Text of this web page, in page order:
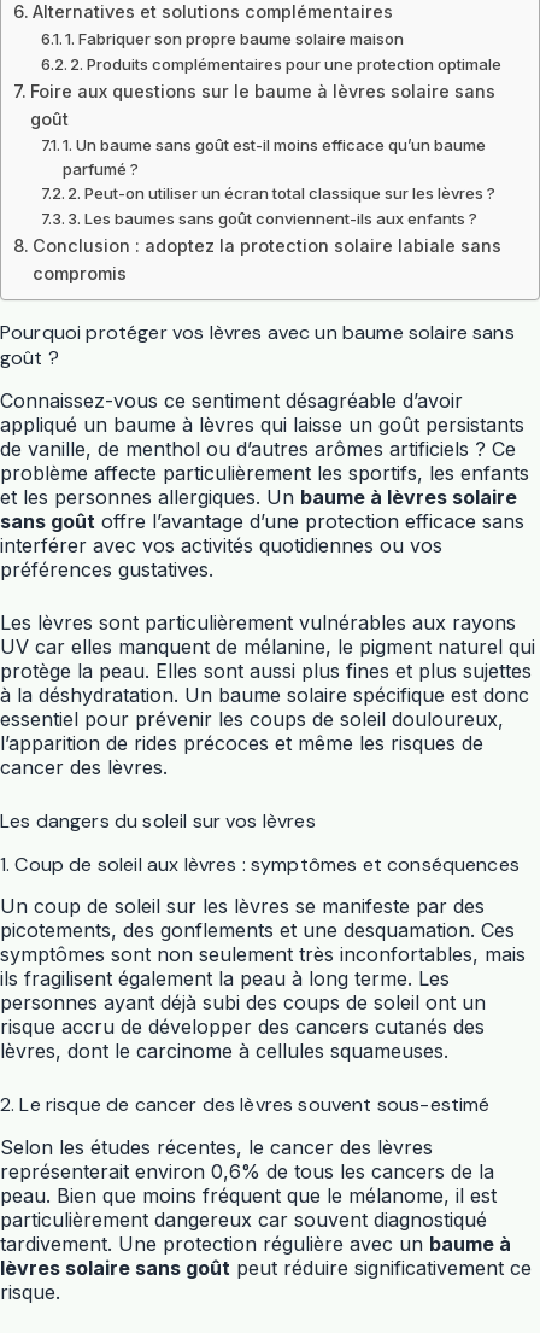
Alternatives et solutions complémentaires
1. Fabriquer son propre baume solaire maison
2. Produits complémentaires pour une protection optimale
Foire aux questions sur le baume à lèvres solaire sans
goût
1. Un baume sans goût est-il moins efficace qu’un baume
parfumé ?
2. Peut-on utiliser un écran total classique sur les lèvres ?
3. Les baumes sans goût conviennent-ils aux enfants ?
Conclusion : adoptez la protection solaire labiale sans
compromis
Pourquoi protéger vos lèvres avec un baume solaire sans
goût ?
Connaissez-vous ce sentiment désagréable d’avoir
appliqué un baume à lèvres qui laisse un goût persistants
de vanille, de menthol ou d’autres arômes artificiels ? Ce
problème affecte particulièrement les sportifs, les enfants
et les personnes allergiques. Un baume à lèvres solaire
sans goût offre l’avantage d’une protection efficace sans
interférer avec vos activités quotidiennes ou vos
préférences gustatives.
Les lèvres sont particulièrement vulnérables aux rayons
UV car elles manquent de mélanine, le pigment naturel qui
protège la peau. Elles sont aussi plus fines et plus sujettes
à la déshydratation. Un baume solaire spécifique est donc
essentiel pour prévenir les coups de soleil douloureux,
l’apparition de rides précoces et même les risques de
cancer des lèvres.
Les dangers du soleil sur vos lèvres
1. Coup de soleil aux lèvres : symptômes et conséquences
Un coup de soleil sur les lèvres se manifeste par des
picotements, des gonflements et une desquamation. Ces
symptômes sont non seulement très inconfortables, mais
ils fragilisent également la peau à long terme. Les
personnes ayant déjà subi des coups de soleil ont un
risque accru de développer des cancers cutanés des
lèvres, dont le carcinome à cellules squameuses.
2. Le risque de cancer des lèvres souvent sous-estimé
Selon les études récentes, le cancer des lèvres
représenterait environ 0,6% de tous les cancers de la
peau. Bien que moins fréquent que le mélanome, il est
particulièrement dangereux car souvent diagnostiqué
tardivement. Une protection régulière avec un baume à
lèvres solaire sans goût peut réduire significativement ce
risque.